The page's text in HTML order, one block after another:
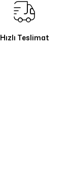
Hızlı Teslimat